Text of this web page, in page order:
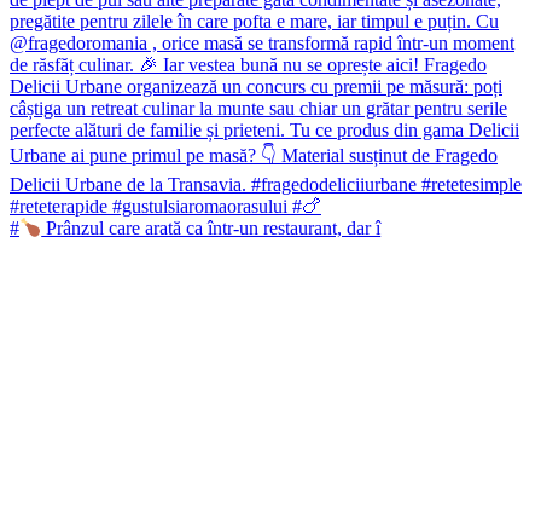
# Prânzul care arată ca într-un restaurant, dar î